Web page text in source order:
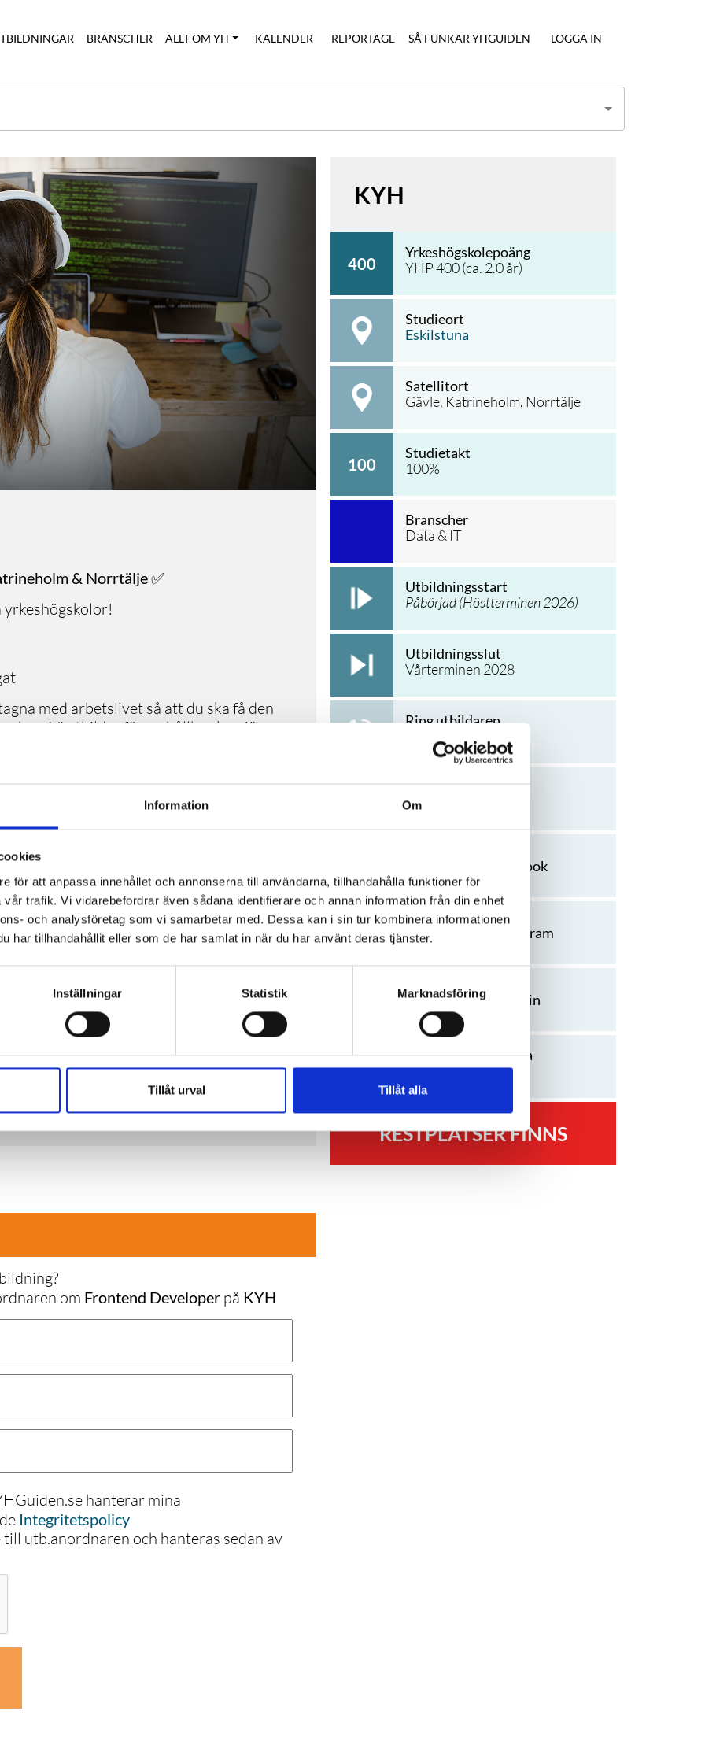
Information Om
för att anpassa innehållet och annonserna till användarna, tillhandahålla funktioner för
trafik. Vi vidarebefordrar även sådana identifierare och annan information från din enhet
och analysföretag som vi samarbetar med. Dessa kan i sin tur kombinera informationen
har tillhandahållit eller som de har samlat in när du har använt deras tjänster.
Inställningar Statistik Marknadsföring
Tillåt urval Tillåt alla
BRANSCHER ALLT OM YH KALENDER REPORTAGE SÅ FUNKAR YHGUIDEN LOGGA IN
& Norrtälje ✅
yrkeshögskolor!
med arbetslivet så att du ska få den
Vi utbildar för en hållbar karriär
utvecklar och implementerar du
och applikationer. Arbetsuppgifterna
och värdera hur backend samverkar
kund till att utvärdera CMS-verktyg.
tidigare kallades webbutvecklare.
eller motsvarande)
1
Svenska som andraspråk 2
du kan bli behörig till KYH!
HEMSIDA
om Frontend Developer på KYH
hanterar mina
Integritetspolicy
utb.anordnaren och hanteras sedan av
KYH
400
Yrkeshögskolepoäng
YHP400(ca. 2.0år)
Studieort
Eskilstuna
Satellitort
Gävle, Katrineholm, Norrtälje
100
Studietakt
100%
Branscher
Data & IT
Utbildningsstart
Påbörjad (Höstterminen 2026)
Utbildningsslut
Vårterminen 2028
Ring utbildaren
Mejla utbildaren
johan.agren@kyh.se
Utbildaren på facebook
Utbildaren på instagram
Utbildaren på linkedin
Utbildarens hemsida
kyh.se
RESTPLATSER FINNS